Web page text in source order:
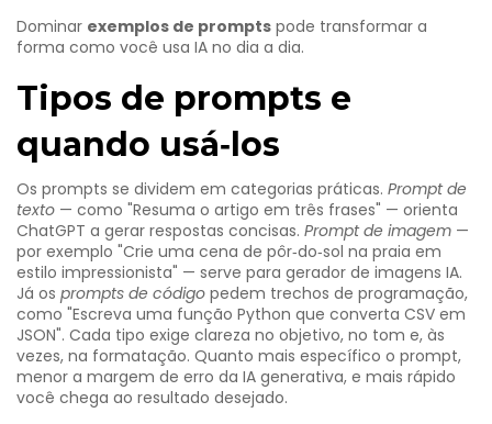
Dominar exemplos de prompts pode transformar a
forma como você usa IA no dia a dia.
Tipos de prompts e
quando usá‑los
Os prompts se dividem em categorias práticas. Prompt de
texto — como "Resuma o artigo em três frases" — orienta
ChatGPT a gerar respostas concisas. Prompt de imagem —
por exemplo "Crie uma cena de pôr‑do‑sol na praia em
estilo impressionista" — serve para gerador de imagens IA.
Já os prompts de código pedem trechos de programação,
como "Escreva uma função Python que converta CSV em
JSON". Cada tipo exige clareza no objetivo, no tom e, às
vezes, na formatação. Quanto mais específico o prompt,
menor a margem de erro da IA generativa, e mais rápido
você chega ao resultado desejado.